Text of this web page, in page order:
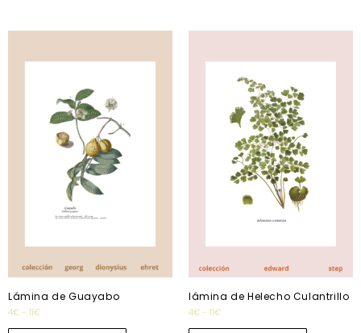
Lámina de Guayabo
4€ - 11€
lámina de Helecho Culantrillo
4€ - 11€